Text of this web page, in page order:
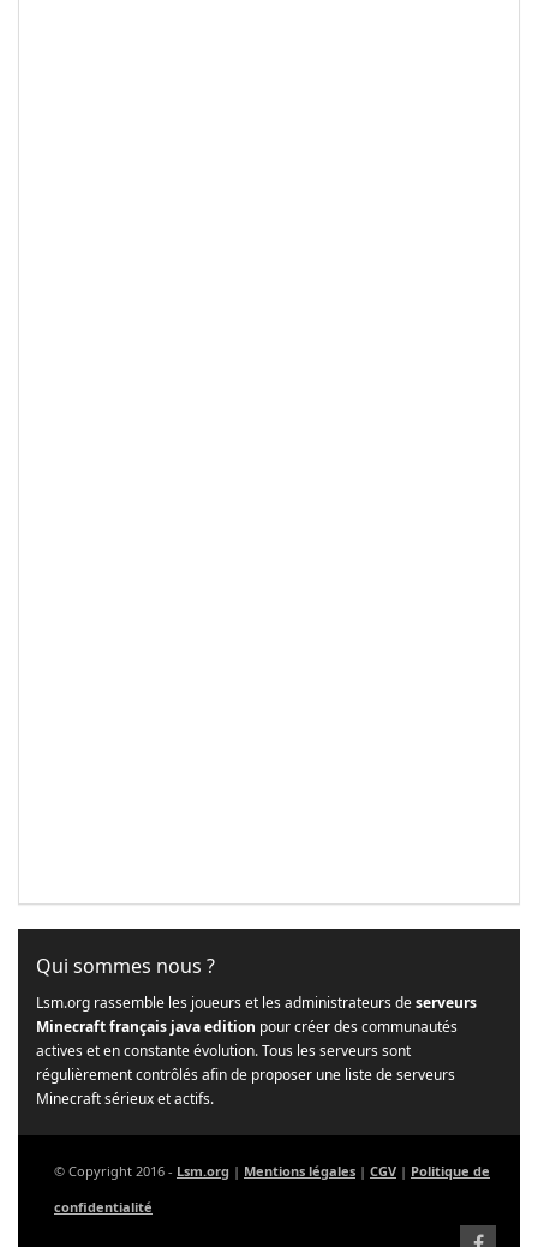
Qui sommes nous ?
Lsm.org rassemble les joueurs et les administrateurs deserveurs
Minecraft français java edition pour créer des communautés
actives et en constante évolution. Tous les serveurs sont
régulièrement contrôlés afin de proposer une liste de serveurs
Minecraft sérieux et actifs.
© Copyright 2016 - Lsm.org | Mentions légales | CGV | Politique de
confidentialité